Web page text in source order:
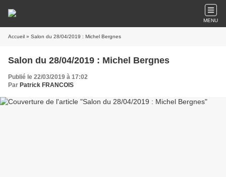
MENU
Accueil » Salon du 28/04/2019 : Michel Bergnes
Salon du 28/04/2019 : Michel Bergnes
Publié le 22/03/2019 à 17:02
Par Patrick FRANCOIS